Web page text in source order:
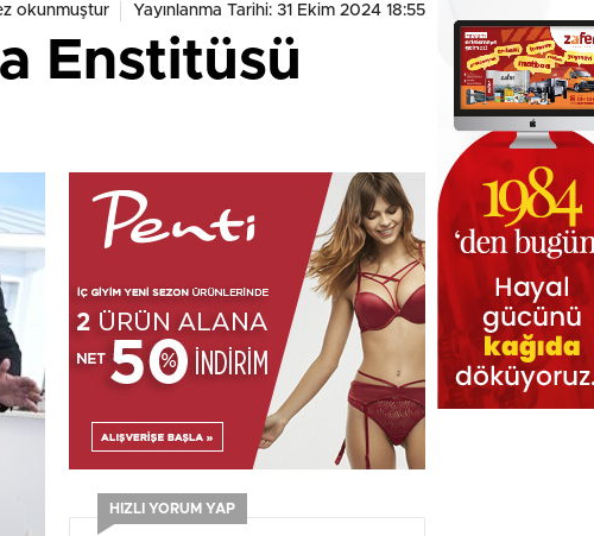
okunmuştur Yayınlanma Tarihi: 31 Ekim 2024 18:55
Enstitüsü
HIZLI YORUM YAP